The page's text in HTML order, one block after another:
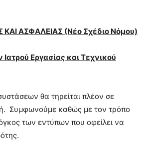
ΚΑΙ ΑΣΦΑΛΕΙΑΣ (Νέο Σχέδιο Νόμου)
Εργασίας και Τεχνικού
θα τηρείται πλέον σε
Συμφωνούμε καθώς με τον τρόπο
των εντύπων που οφείλει να